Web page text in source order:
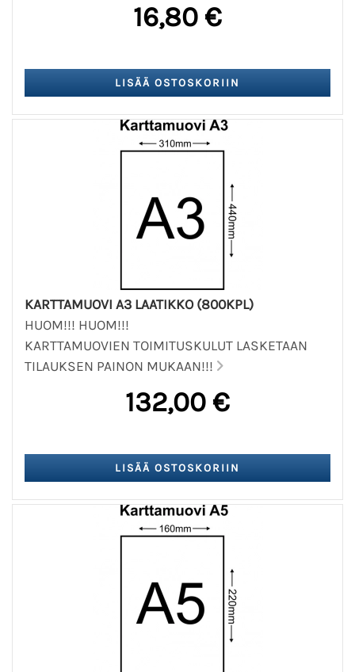
16,80 €
KARTTAMUOVI A3 LAATIKKO (800KPL)
HUOM!!! HUOM!!!
KARTTAMUOVIEN TOIMITUSKULUT LASKETAAN
TILAUKSEN PAINON MUKAAN!!!
132,00 €